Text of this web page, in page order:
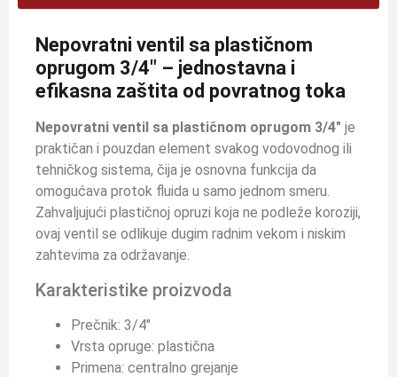
Nepovratni ventil sa plastičnom
oprugom 3/4″ – jednostavna i
efikasna zaštita od povratnog toka
Nepovratni ventil sa plastičnom oprugom 3/4″ je
praktičan i pouzdan element svakog vodovodnog ili
tehničkog sistema, čija je osnovna funkcija da
omogućava protok fluida u samo jednom smeru.
Zahvaljujući plastičnoj opruzi koja ne podleže koroziji,
ovaj ventil se odlikuje dugim radnim vekom i niskim
zahtevima za održavanje.
Karakteristike proizvoda
Prečnik: 3/4″
Vrsta opruge: plastična
Primena: centralno grejanje